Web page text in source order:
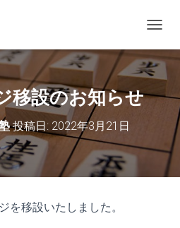
ビ
ゲ
ー
移設のお知らせ
投稿日: 2022年3月21日
を移設いたしました。